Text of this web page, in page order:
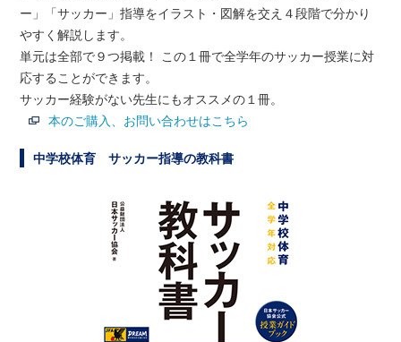
ー」「サッカー」指導をイラスト・図解を交え４段階で分かり
やすく解説します。
単元は全部で９つ掲載！ この１冊で全学年のサッカー授業に対
応することができます。
サッカー経験がない先生にもオススメの１冊。
本のご購入、お問い合わせはこちら
中学校体育 サッカー指導の教科書